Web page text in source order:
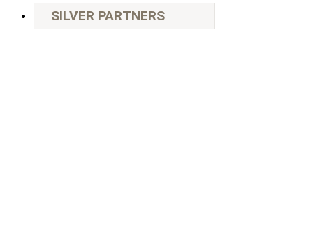
SILVER PARTNERS